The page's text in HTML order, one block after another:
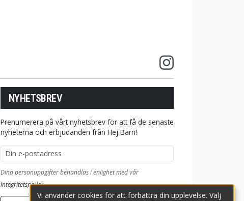
NYHETSBREV
Prenumerera på vårt nyhetsbrev för att få de senaste
nyheterna och erbjudanden från Hej Barn!
E-postadress
Dina personuppgifter behandlas i enlighet med vår
integritetspolicy.
Vi använder cookies för att förbättra din upplevelse. Välj